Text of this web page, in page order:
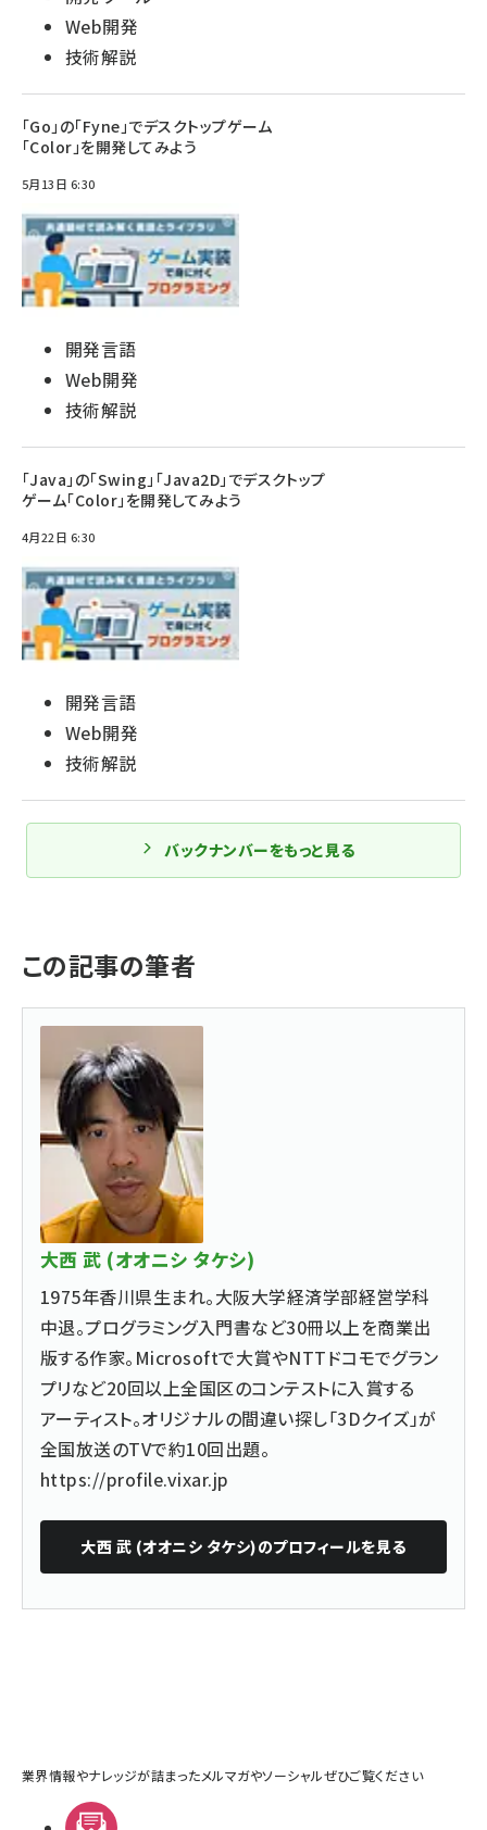
Web開発
技術解説
「Go」の「Fyne」でデスクトップゲーム
「Color」を開発してみよう
5月13日 6:30
開発言語
Web開発
技術解説
「Java」の「Swing」「Java2D」でデスクトップ
ゲーム「Color」を開発してみよう
4月22日 6:30
開発言語
Web開発
技術解説
バックナンバーをもっと見る
この記事の筆者
大西 武 (オオニシ タケシ)
1975年香川県生まれ。大阪大学経済学部経営学科
中退。プログラミング入門書など30冊以上を商業出
版する作家。Microsoftで大賞やNTTドコモでグラン
プリなど20回以上全国区のコンテストに入賞する
アーティスト。オリジナルの間違い探し「3Dクイズ」が
全国放送のTVで約10回出題。
https://profile.vixar.jp
大西 武 (オオニシ タケシ)のプロフィールを見る
業界情報やナレッジが詰まったメルマガやソーシャルぜひご覧ください